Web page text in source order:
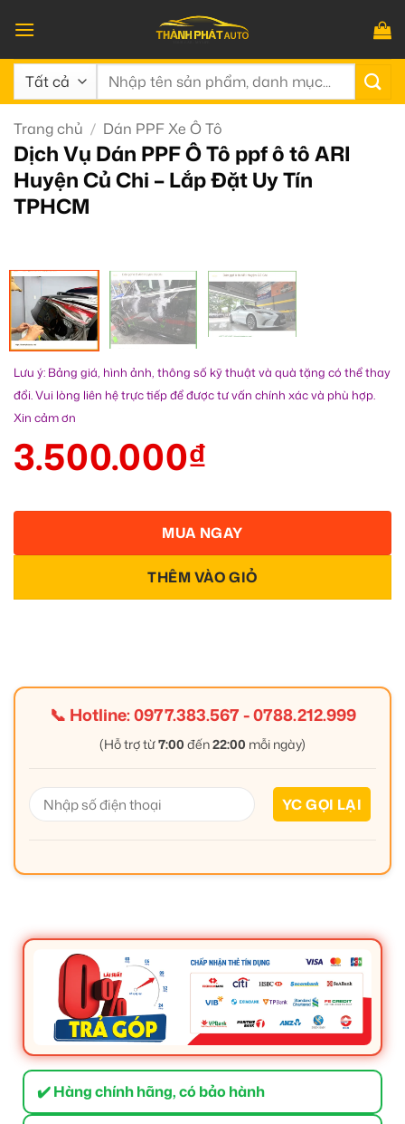
qua
nội
dung
Tìm
Trang chủ / Dán PPF Xe Ô Tô
Dịch Vụ Dán PPF Ô Tô ppf ô tô ARI
Huyện Củ Chi – Lắp Đặt Uy Tín
TPHCM
Lưu ý: Bảng giá, hình ảnh, thông số kỹ thuật và quà tặng có thể thay
đổi. Vui lòng liên hệ trực tiếp để được tư vấn chính xác và phù hợp.
Xin cảm ơn
3.500.000₫
THÊM VÀO GIỎ
MUA NGAY
📞 Hotline:0977.383.567-0788.212.999
(Hỗ trợ từ7:00 đến22:00 mỗi ngày)
✔️ Hàng chính hãng, có bảo hành